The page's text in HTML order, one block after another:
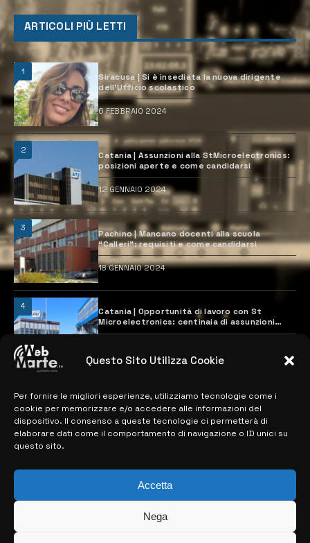
Questo Sito Utilizza Cookie
Per fornire le migliori esperienze, utilizziamo tecnologie come i
cookie per memorizzare e/o accedere alle informazioni del
dispositivo. Il consenso a queste tecnologie ci permetterà di
elaborare dati come il comportamento di navigazione o ID unici su
questo sito.
Accetta
Nega
ARTICOLI PIÙ LETTI
1
Siracusa | Si è insediata la nuova dirigente
dell’Ufficio scolastico
6 FEBBRAIO 2024
2
Catania | Assunzioni alla StMicroelectronics:
posizioni aperte e come candidarsi
12 GENNAIO 2024
3
Pachino | Mancano docenti alla scuola
“Calleri”: requisiti e come candidarsi
18 GENNAIO 2024
4
Catania | Opportunità di lavoro con St
Microelectronics: centinaia di assunzioni
previste
MAPPA DEL SITO
> NOTIZIE